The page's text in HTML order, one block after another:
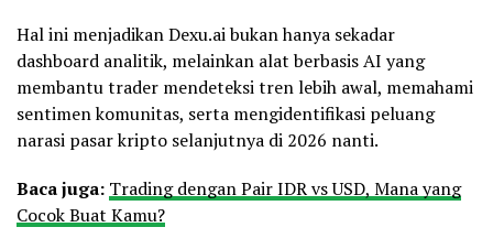
Hal ini menjadikan Dexu.ai bukan hanya sekadar
dashboard analitik, melainkan alat berbasis AI yang
membantu trader mendeteksi tren lebih awal, memahami
sentimen komunitas, serta mengidentifikasi peluang
narasi pasar kripto selanjutnya di 2026 nanti.
Baca juga: Trading dengan Pair IDR vs USD, Mana yang
Cocok Buat Kamu?